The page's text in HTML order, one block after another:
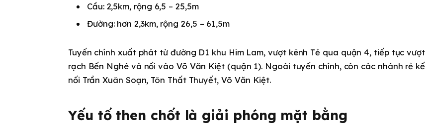
Cầu: 2,5km, rộng 6,5 – 25,5m
Đường: hơn 2,3km, rộng 26,5 – 61,5m
Tuyến chính xuất phát từ đường D1 khu Him Lam, vượt kênh Tẻ qua quận 4, tiếp tục vượt
rạch Bến Nghé và nối vào Võ Văn Kiệt (quận 1). Ngoài tuyến chính, còn các nhánh rẻ kế
nối Trần Xuân Soạn, Tôn Thất Thuyết, Võ Văn Kiệt.
Yếu tố then chốt là giải phóng mặt bằng